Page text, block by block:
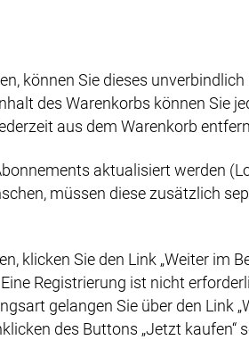
können Sie dieses
des Warenkorbs können Sie
aus dem Warenkorb
aktualisiert werden
müssen diese zusätzlich
klicken Sie den Link „Weiter im
Registrierung ist nicht
gelangen Sie über den Link
des Buttons „Jetzt